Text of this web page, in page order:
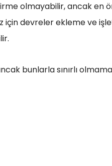
olmayabilir, ancak en
devreler ekleme ve
bunlarla sınırlı